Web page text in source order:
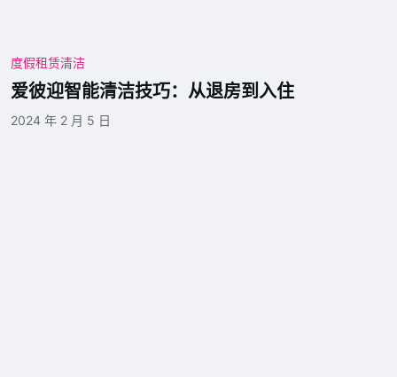
度假租赁清洁
爱彼迎智能清洁技巧：从退房到入住
2024 年 2 月 5 日